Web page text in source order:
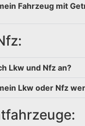
Fahrzeug mit
Lkw und Nfz an?
Lkw oder Nfz